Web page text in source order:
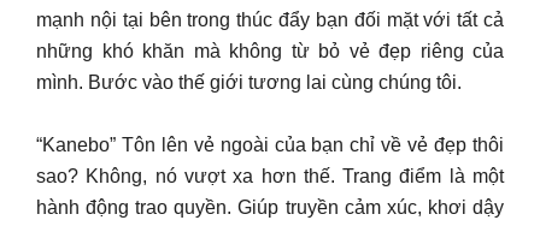
mạnh nội tại bên trong thúc đẩy bạn đối mặt với tất cả
những khó khăn mà không từ bỏ vẻ đẹp riêng của
mình. Bước vào thế giới tương lai cùng chúng tôi.
“Kanebo” Tôn lên vẻ ngoài của bạn chỉ về vẻ đẹp thôi
sao? Không, nó vượt xa hơn thế. Trang điểm là một
hành động trao quyền. Giúp truyền cảm xúc, khơi dậy